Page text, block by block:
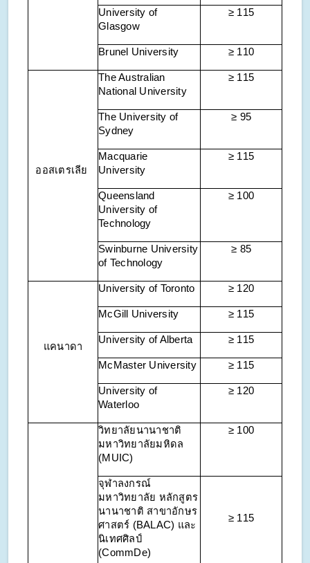
University of
Glasgow
≥ 115
Brunel University ≥ 110
ออสเตรเลีย
The Australian
National University
≥ 115
The University of
Sydney
≥ 95
Macquarie
University
≥ 115
Queensland
University of
Technology
≥ 100
Swinburne University
of Technology
≥ 85
แคนาดา
University of Toronto ≥ 120
McGill University ≥ 115
University of Alberta ≥ 115
McMaster University ≥ 115
University of
Waterloo
≥ 120
วิทยาลัยนานาชาติ
มหาวิทยาลัยมหิดล
(MUIC)
≥ 100
จุฬาลงกรณ์
มหาวิทยาลัย หลักสูตร
นานาชาติ สาขาอักษร
ศาสตร์ (BALAC) และ
นิเทศศิลป์
(CommDe)
≥ 115